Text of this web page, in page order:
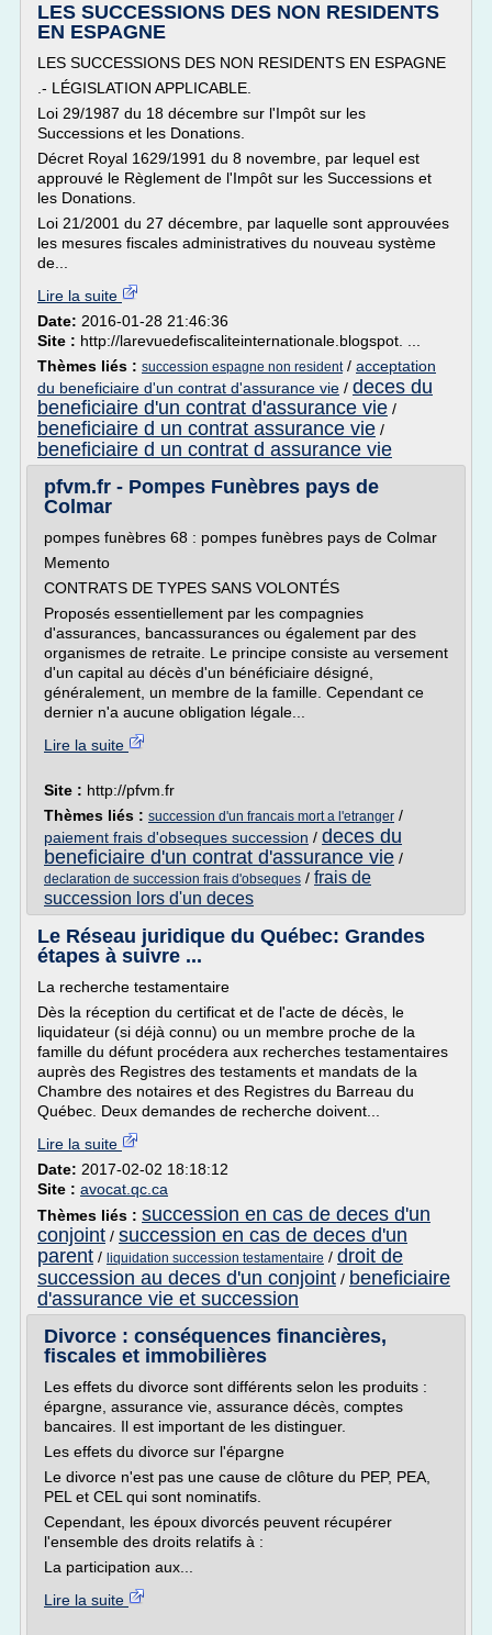
LES SUCCESSIONS DES NON RESIDENTS
EN ESPAGNE
LES SUCCESSIONS DES NON RESIDENTS EN ESPAGNE
.- LÉGISLATION APPLICABLE.
Loi 29/1987 du 18 décembre sur l'Impôt sur les
Successions et les Donations.
Décret Royal 1629/1991 du 8 novembre, par lequel est
approuvé le Règlement de l'Impôt sur les Successions et
les Donations.
Loi 21/2001 du 27 décembre, par laquelle sont approuvées
les mesures fiscales administratives du nouveau système
de...
Lire la suite
Date: 2016-01-28 21:46:36
Site : http://larevuedefiscaliteinternationale.blogspot. ...
Thèmes liés : succession espagne non resident/ acceptation
du beneficiaire d'un contrat d'assurance vie / deces du
beneficiaire d'un contrat d'assurance vie /
beneficiaire d un contrat assurance vie /
beneficiaire d un contrat d assurance vie
pfvm.fr - Pompes Funèbres pays de
Colmar
pompes funèbres 68 : pompes funèbres pays de Colmar
Memento
CONTRATS DE TYPES SANS VOLONTÉS
Proposés essentiellement par les compagnies
d'assurances, bancassurances ou également par des
organismes de retraite. Le principe consiste au versement
d'un capital au décès d'un bénéficiaire désigné,
généralement, un membre de la famille. Cependant ce
dernier n'a aucune obligation légale...
Lire la suite
Site : http://pfvm.fr
Thèmes liés : succession d'un francais mort a l'etranger /
paiement frais d'obseques succession / deces du
beneficiaire d'un contrat d'assurance vie /
declaration de succession frais d'obseques / frais de
succession lors d'un deces
Le Réseau juridique du Québec: Grandes
étapes à suivre ...
La recherche testamentaire
Dès la réception du certificat et de l'acte de décès, le
liquidateur (si déjà connu) ou un membre proche de la
famille du défunt procédera aux recherches testamentaires
auprès des Registres des testaments et mandats de la
Chambre des notaires et des Registres du Barreau du
Québec. Deux demandes de recherche doivent...
Lire la suite
Date: 2017-02-02 18:18:12
Site : avocat.qc.ca
Thèmes liés : succession en cas de deces d'un
conjoint / succession en cas de deces d'un
parent / liquidation succession testamentaire / droit de
succession au deces d'un conjoint / beneficiaire
d'assurance vie et succession
Divorce : conséquences financières,
fiscales et immobilières
Les effets du divorce sont différents selon les produits :
épargne, assurance vie, assurance décès, comptes
bancaires. Il est important de les distinguer.
Les effets du divorce sur l'épargne
Le divorce n'est pas une cause de clôture du PEP, PEA,
PEL et CEL qui sont nominatifs.
Cependant, les époux divorcés peuvent récupérer
l'ensemble des droits relatifs à :
La participation aux...
Lire la suite